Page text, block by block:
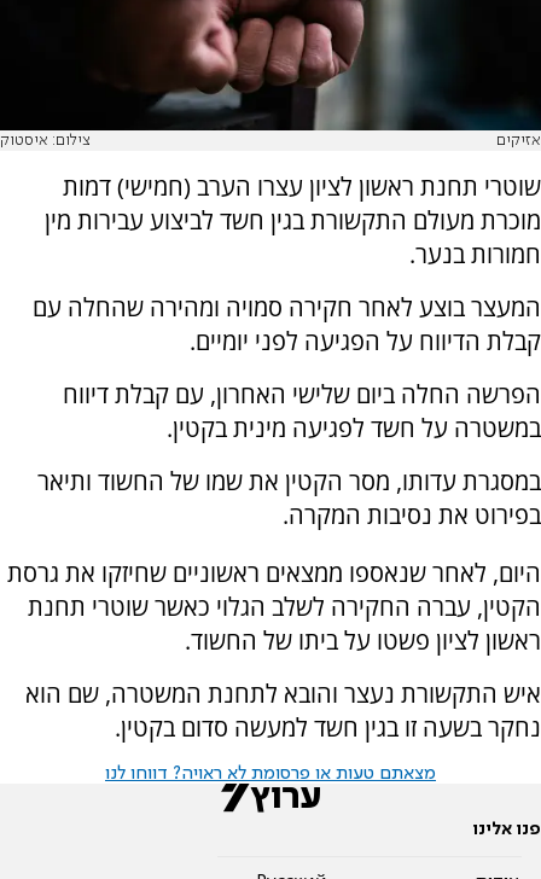
אזיקים צילום: איסטוק
שוטרי תחנת ראשון לציון עצרו הערב (חמישי) דמות
מוכרת מעולם התקשורת בגין חשד לביצוע עבירות מין
חמורות בנער.
המעצר בוצע לאחר חקירה סמויה ומהירה שהחלה עם
קבלת הדיווח על הפגיעה לפני יומיים.
הפרשה החלה ביום שלישי האחרון, עם קבלת דיווח
במשטרה על חשד לפגיעה מינית בקטין.
במסגרת עדותו, מסר הקטין את שמו של החשוד ותיאר
בפירוט את נסיבות המקרה.
היום, לאחר שנאספו ממצאים ראשוניים שחיזקו את גרסת
הקטין, עברה החקירה לשלב הגלוי כאשר שוטרי תחנת
ראשון לציון פשטו על ביתו של החשוד.
איש התקשורת נעצר והובא לתחנת המשטרה, שם הוא
נחקר בשעה זו בגין חשד למעשה סדום בקטין.
מצאתם טעות או פרסומת לא ראויה? דווחו לנו
פנו אלינו